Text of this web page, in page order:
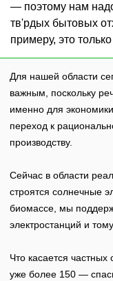
— поэтому нам
тв'рдых бытовых
примеру, это
Для нашей области
важным, поскольку
именно для
переход к
производству.
Сейчас в области
строятся солнечные
биомассе, мы
электростанций и
Что касается частных
уже более 150 —